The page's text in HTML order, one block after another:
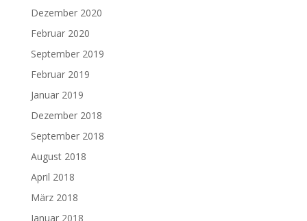
Dezember 2020
Februar 2020
September 2019
Februar 2019
Januar 2019
Dezember 2018
September 2018
August 2018
April 2018
März 2018
Januar 2018